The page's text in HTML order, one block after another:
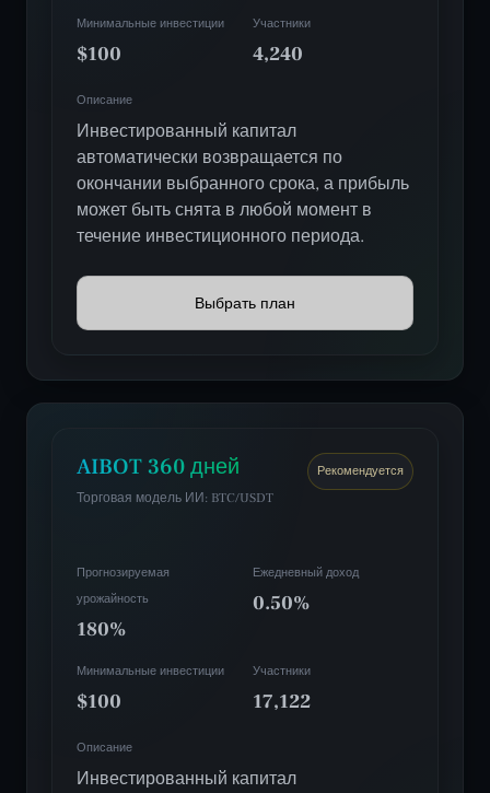
Минимальные инвестиции
$100
Участники
4,240
Описание
Инвестированный капитал
автоматически возвращается по
окончании выбранного срока, а прибыль
может быть снята в любой момент в
течение инвестиционного периода.
Выбрать план
AIBOT 360 дней
Торговая модель ИИ: BTC/USDT
Рекомендуется
Прогнозируемая
урожайность
180%
Ежедневный доход
0.50%
Минимальные инвестиции
$100
Участники
17,122
Описание
Инвестированный капитал